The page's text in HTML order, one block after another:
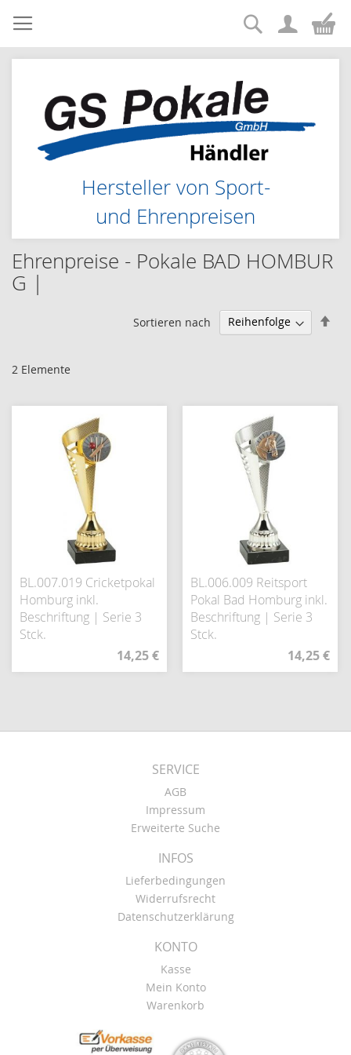
Zum
Inhalt
springen
Hersteller von Sport-
und Ehrenpreisen
Suche
Ehrenpreise - Pokale BAD HOMBUR
G |
2 Elemente
Sortieren nach
BL.007.019 Cricketpokal
Homburg inkl.
Beschriftung | Serie 3
Stck.
14,25 €
BL.006.009 Reitsport
Pokal Bad Homburg inkl.
Beschriftung | Serie 3
Stck.
14,25 €
SERVICE
AGB
Impressum
Erweiterte Suche
INFOS
Lieferbedingungen
Widerrufsrecht
Datenschutzerklärung
KONTO
Kasse
Mein Konto
Warenkorb